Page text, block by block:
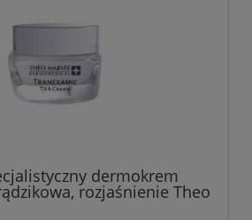
dermokrem
rozjaśnienie Theo
Marvee 50ML